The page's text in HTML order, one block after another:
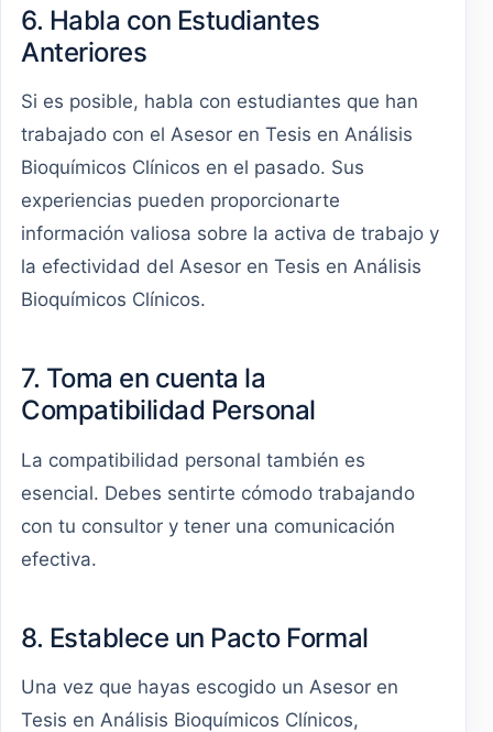
6. Habla con Estudiantes
Anteriores
Si es posible, habla con estudiantes que han
trabajado con el Asesor en Tesis en Análisis
Bioquímicos Clínicos en el pasado. Sus
experiencias pueden proporcionarte
información valiosa sobre la activa de trabajo y
la efectividad del Asesor en Tesis en Análisis
Bioquímicos Clínicos.
7. Toma en cuenta la
Compatibilidad Personal
La compatibilidad personal también es
esencial. Debes sentirte cómodo trabajando
con tu consultor y tener una comunicación
efectiva.
8. Establece un Pacto Formal
Una vez que hayas escogido un Asesor en
Tesis en Análisis Bioquímicos Clínicos,